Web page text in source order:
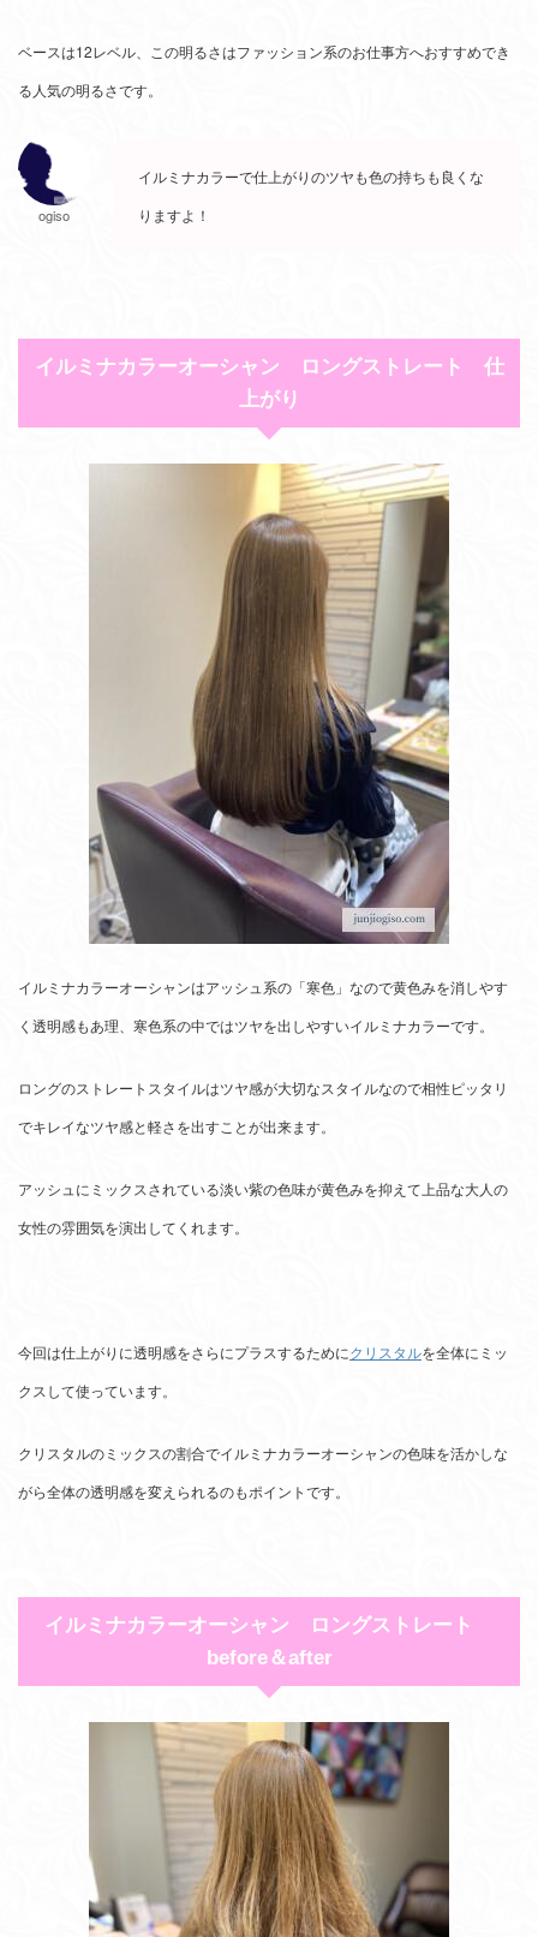
ベースは12レベル、この明るさはファッション系のお仕事方へおすすめでき
る人気の明るさです。
ogiso
イルミナカラーで仕上がりのツヤも色の持ちも良くな
りますよ！
イルミナカラーオーシャン ロングストレート 仕
上がり
イルミナカラーオーシャンはアッシュ系の「寒色」なので黄色みを消しやす
く透明感もあ理、寒色系の中ではツヤを出しやすいイルミナカラーです。
ロングのストレートスタイルはツヤ感が大切なスタイルなので相性ピッタリ
でキレイなツヤ感と軽さを出すことが出来ます。
アッシュにミックスされている淡い紫の色味が黄色みを抑えて上品な大人の
女性の雰囲気を演出してくれます。
今回は仕上がりに透明感をさらにプラスするためにクリスタルを全体にミッ
クスして使っています。
クリスタルのミックスの割合でイルミナカラーオーシャンの色味を活かしな
がら全体の透明感を変えられるのもポイントです。
イルミナカラーオーシャン ロングストレート
before＆after